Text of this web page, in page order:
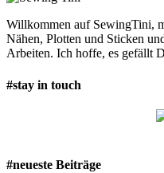
Willkommen auf SewingTini,
Nähen, Plotten und Sticken
Arbeiten. Ich hoffe, es gefällt
#stay in touch
#neueste Beiträge